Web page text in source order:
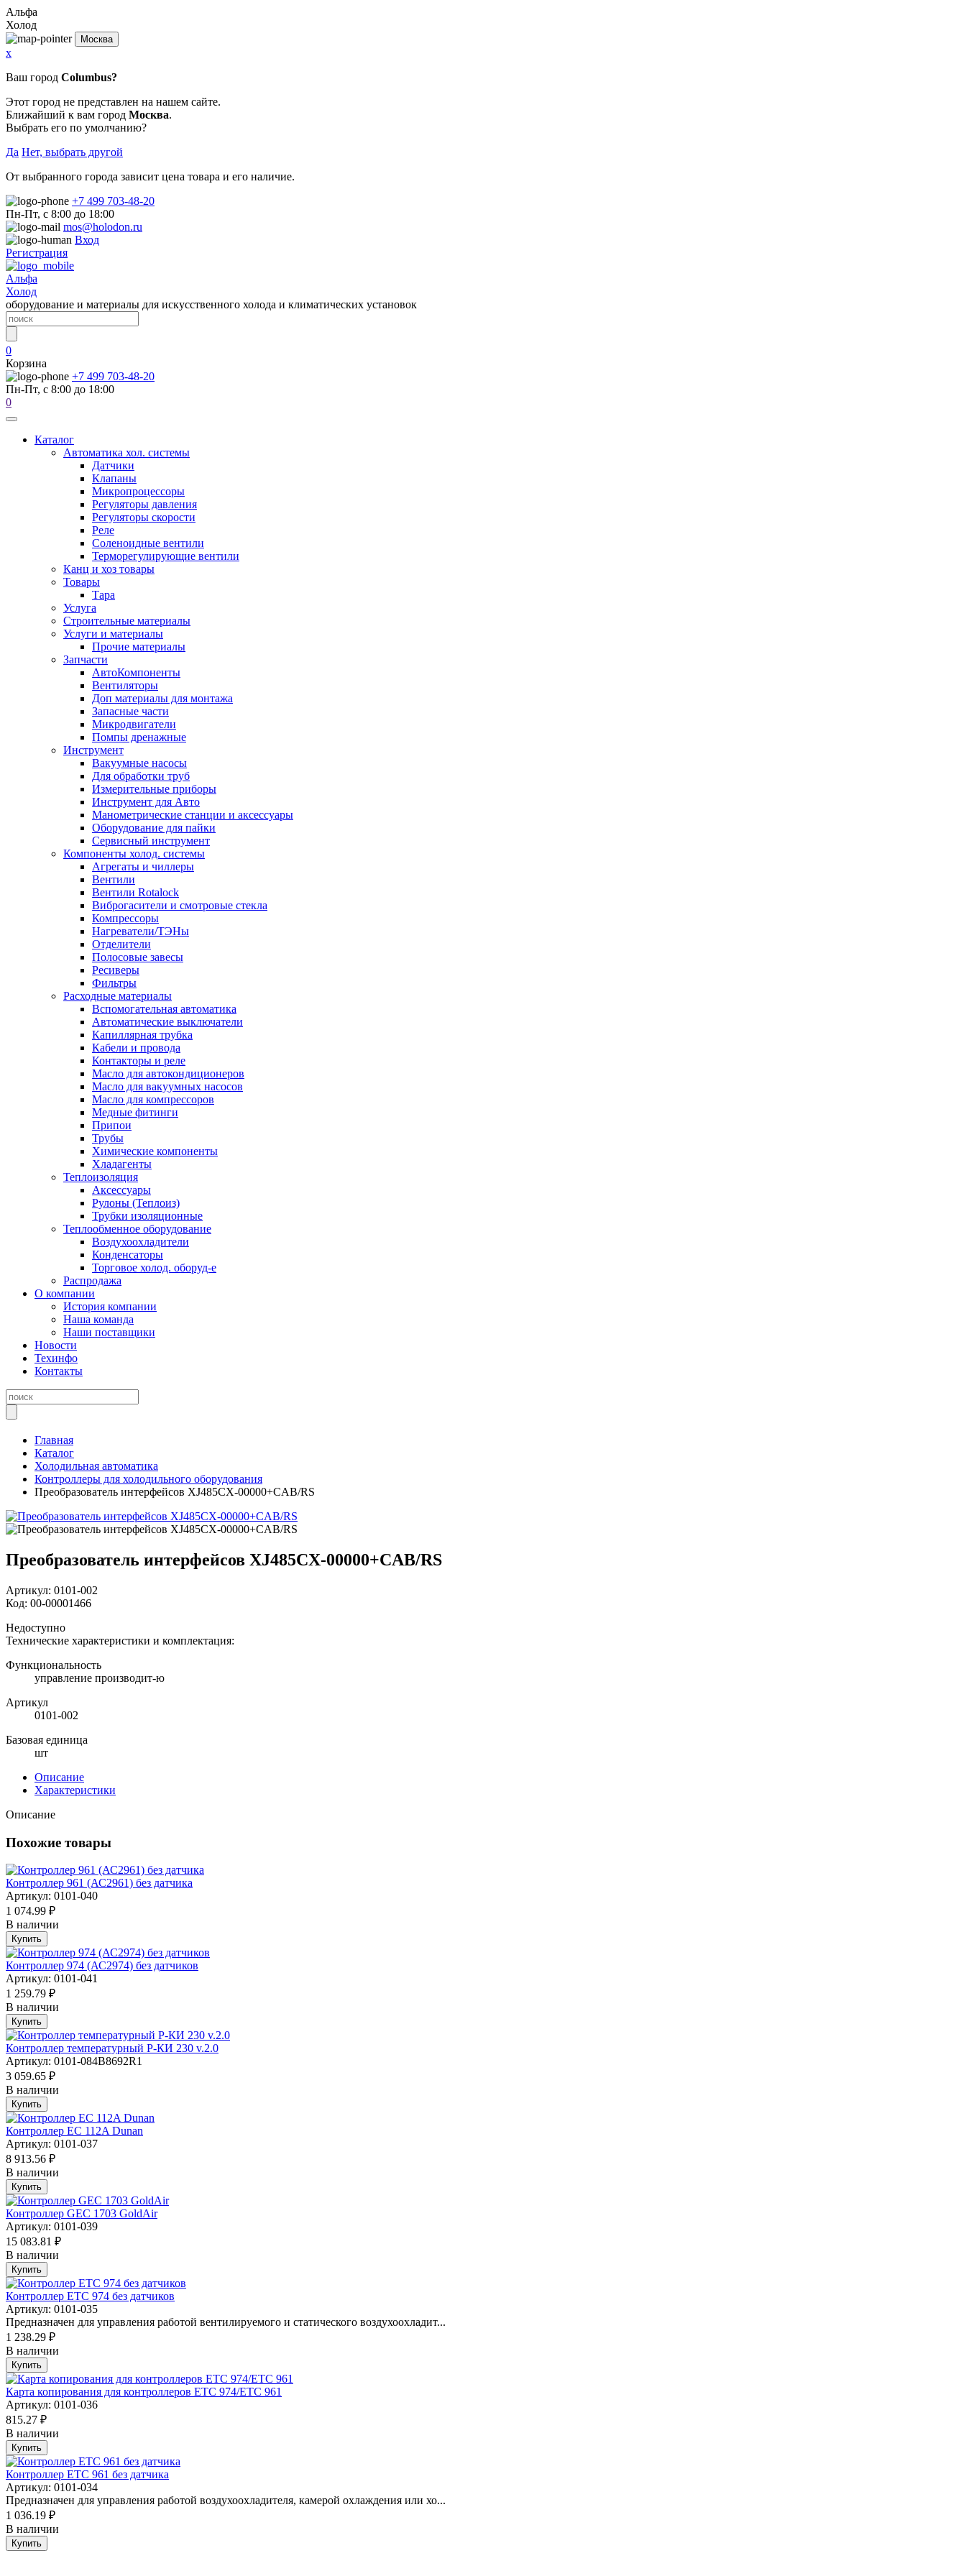
Альфа
Холод
Москва
x
Ваш город Columbus?
Этот город не представлен на нашем сайте.
Ближайший к вам город Москва.
Выбрать его по умолчанию?
Да Нет, выбрать другой
От выбранного города зависит цена товара и его наличие.
+7 499 703-48-20
Пн-Пт, с 8:00 до 18:00
mos@holodon.ru
Вход
Регистрация
Альфа
Холод
оборудование и материалы для искусственного холода и климатических установок
0
Корзина
+7 499 703-48-20
Пн-Пт, с 8:00 до 18:00
0
Каталог
Автоматика хол. системы
Датчики
Клапаны
Микропроцессоры
Регуляторы давления
Регуляторы скорости
Реле
Соленоидные вентили
Терморегулирующие вентили
Канц и хоз товары
Товары
Тара
Услуга
Строительные материалы
Услуги и материалы
Прочие материалы
Запчасти
АвтоКомпоненты
Вентиляторы
Доп материалы для монтажа
Запасные части
Микродвигатели
Помпы дренажные
Инструмент
Вакуумные насосы
Для обработки труб
Измерительные приборы
Инструмент для Авто
Манометрические станции и аксессуары
Оборудование для пайки
Сервисный инструмент
Компоненты холод. системы
Агрегаты и чиллеры
Вентили
Вентили Rotalock
Виброгасители и смотровые стекла
Компрессоры
Нагреватели/ТЭНы
Отделители
Полосовые завесы
Ресиверы
Фильтры
Расходные материалы
Вспомогательная автоматика
Автоматические выключатели
Капиллярная трубка
Кабели и провода
Контакторы и реле
Масло для автокондиционеров
Масло для вакуумных насосов
Масло для компрессоров
Медные фитинги
Припои
Трубы
Химические компоненты
Хладагенты
Теплоизоляция
Аксессуары
Рулоны (Теплоиз)
Трубки изоляционные
Теплообменное оборудование
Воздухоохладители
Конденсаторы
Торговое холод. оборуд-е
Распродажа
О компании
История компании
Наша команда
Наши поставщики
Новости
Техинфо
Контакты
Главная
Каталог
Холодильная автоматика
Контроллеры для холодильного оборудования
Преобразователь интерфейсов XJ485CX-00000+CAB/RS
Преобразователь интерфейсов XJ485CX-00000+CAB/RS
Артикул: 0101-002
Код: 00-00001466
Недоступно
Технические характеристики и комплектация:
Функциональность
управление производит-ю
Артикул
0101-002
Базовая единица
шт
Описание
Характеристики
Описание
Похожие товары
Контроллер 961 (АС2961) без датчика
Артикул: 0101-040
1 074.99 ₽
В наличии
Купить
Контроллер 974 (АС2974) без датчиков
Артикул: 0101-041
1 259.79 ₽
В наличии
Купить
Контроллер температурный Р-КИ 230 v.2.0
Артикул: 0101-084B8692R1
3 059.65 ₽
В наличии
Купить
Контроллер EC 112A Dunan
Артикул: 0101-037
8 913.56 ₽
В наличии
Купить
Контроллер GEC 1703 GoldAir
Артикул: 0101-039
15 083.81 ₽
В наличии
Купить
Контроллер ETC 974 без датчиков
Артикул: 0101-035
Предназначен для управления работой вентилируемого и статического воздухоохладит...
1 238.29 ₽
В наличии
Купить
Карта копирования для контроллеров ETC 974/ETC 961
Артикул: 0101-036
815.27 ₽
В наличии
Купить
Контроллер ETC 961 без датчика
Артикул: 0101-034
Предназначен для управления работой воздухоохладителя, камерой охлаждения или хо...
1 036.19 ₽
В наличии
Купить